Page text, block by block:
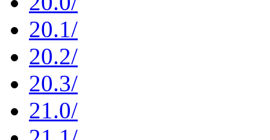
20.1/
20.2/
20.3/
21.0/